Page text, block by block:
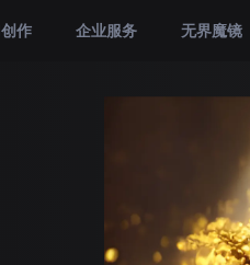
作 企业服务 无界魔镜